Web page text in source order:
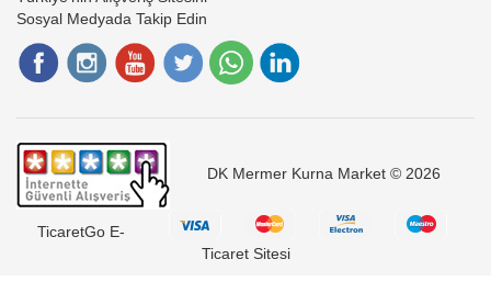
Sosyal Medyada Takip Edin
DK Mermer Kurna Market © 2026
TicaretGo E-
Ticaret Sitesi